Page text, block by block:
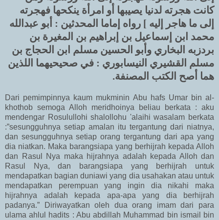
كانت هجرته لدنيا يصيبها أو امرأة ينكحها فهجرته
إلى ما هاجر إليه ] رواه إماما المحدثين : أبو عبدالله
محمد ابن إسماعيل بن إبراهيم بن المغيرة بن
بردزبه البخاري وأبو الحسين مسلم ابن الحجاج بن
مسلم القشيري النيسابوري : في صحيحيهما اللذين
هما أصح الكتب المصنفة.
Dari pemimpinnya kaum mukminin Abu hafs Umar bin al-
khothob semoga Alloh meridhoinya beliau berkata : aku
mendengar Rosulullohi shalollohu 'alaihi wasalam berkata
:”sesungguhnya setiap amalan itu tergantung dari niatnya,
dan sesungguhnya setiap orang tergantung dari apa yang
dia niatkan. Maka barangsiapa yang berhijrah kepada Alloh
dan Rasul Nya maka hijrahnya adalah kepada Alloh dan
Rasul Nya, dan barangsiapa yang berhijrah untuk
mendapatkan bagian duniawi yang dia usahakan atau untuk
mendapatkan perempuan yang ingin dia nikahi maka
hijrahnya adalah kepada apa-apa yang dia berhijrah
padanya.” Diriwayatkan oleh dua orang imam dari para
ulama ahlul hadits : Abu abdillah Muhammad bin ismail bin